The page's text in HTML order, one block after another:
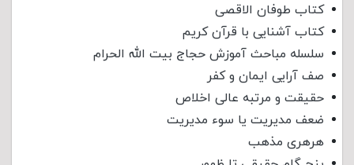
کتاب طوفان الاقصی
کتاب آشنایی با قرآن کریم
سلسله مباحث آموزش حجاج بیت الله الحرام
صف آرایی ایمان و کفر
حقیقت و مرتبه عالی اخلاص
ضعف مدیریت یا سوء مدیریت
هرهری مذهب